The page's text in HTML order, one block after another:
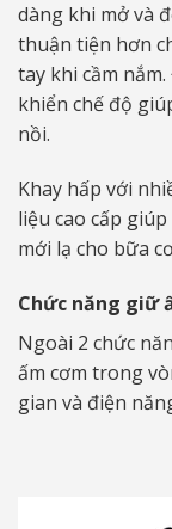
dàng khi mở và
thuận tiện hơn
tay khi cầm
khiển chế độ
nồi.
Khay hấp với
liệu cao cấp
mới lạ cho bữa
Chức năng giữ
Ngoài 2 chức
ấm cơm trong
gian và điện